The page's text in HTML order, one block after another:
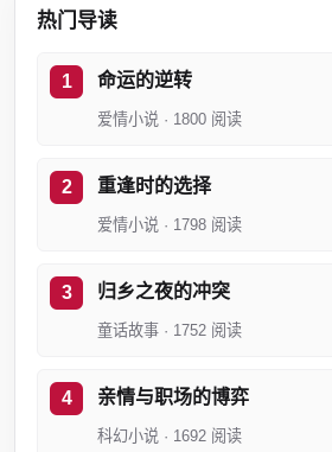
热门导读
命运的逆转
爱情小说 · 1800 阅读
重逢时的选择
爱情小说 · 1798 阅读
归乡之夜的冲突
童话故事 · 1752 阅读
亲情与职场的博弈
科幻小说 · 1692 阅读